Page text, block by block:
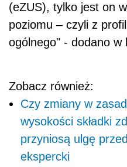
(eZUS), tylko jest on
poziomu – czyli z
ogólnego" - dodano w
Zobacz również:
Czy zmiany w
wysokości składki
przyniosą ulgę
ekspercki